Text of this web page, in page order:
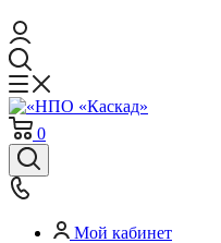
0
Мой кабинет